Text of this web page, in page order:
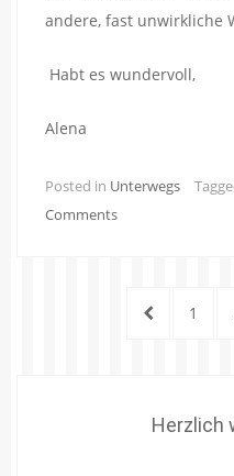
andere, fast unwirkliche
Habt es wundervoll,
Alena
Posted in Unterwegs
Comments
PREVIOUS
PAGE
1
Herzlich